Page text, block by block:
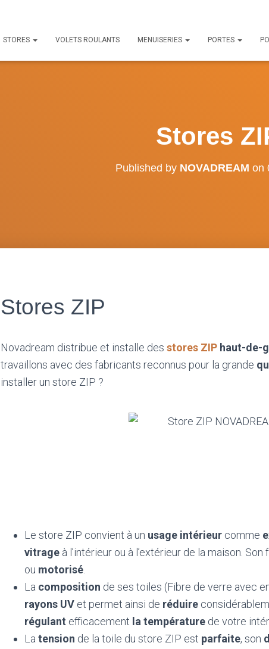
STORES VOLETS ROULANTS MENUISERIES PORTES
Stores
Published by NOVADREAM on
Stores ZIP
Novadream distribue et installe des stores ZIP haut-de-
travaillons avec des fabricants reconnus pour la grande
installer un store ZIP ?
Le store ZIP convient à un usage intérieur comme
vitrage à l’intérieur ou à l’extérieur de la maison.
ou motorisé
La composition de ses toiles (Fibre de verre avec
rayons UV et permet ainsi de réduire
régulant efficacement la température de votre
La tension de la toile du store ZIP est parfaite, son